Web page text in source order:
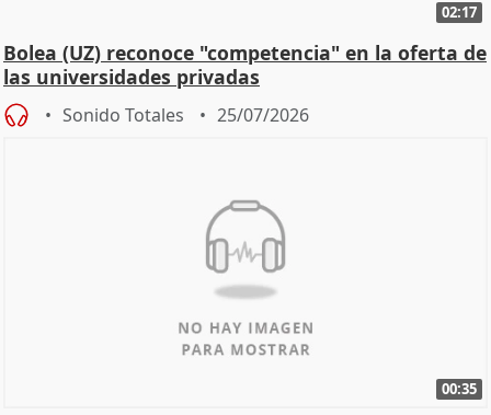
02:17
Bolea (UZ) reconoce "competencia" en la oferta de
las universidades privadas
Sonido Totales 25/07/2026
00:35